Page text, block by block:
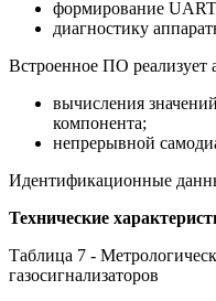
формирование
диагностику
Встроенное ПО реализует
вычисления
компонента;
непрерывной
Идентификационные
Технические
Таблица 7 -
газосигнализаторов